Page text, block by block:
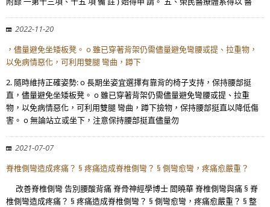
2022-11-20
，儘量避免坐矮板凳。 o 雖已穿著背架仍需儘量避免彎腰或提、拉重物，
以免病情惡化，可利用雙腿 彎曲，蹲下
2. 隨時維持正確姿勢: o 長期坐姿宜選擇有靠背的椅子支持，保持腰部挺
直，儘量避免坐矮板凳。 o 雖已穿著背架仍需儘量避免彎腰或提、拉重
物，以免病情惡化，可利用雙腿 彎曲，蹲下撿物，保持腰部挺直以降低傷
害。 o 無論站立或坐下，注意保持腰部挺直儘量勿
2021-07-07
脊椎側彎造成疼痛？ § 疼痛造成脊椎側彎？ § 側彎愈彎，疼痛愈嚴重？
改善脊椎側彎 告別腰酸背痛 脊骨神經學博士 閻曉華 脊椎側彎與痛 § 脊
椎側彎造成疼痛？ § 疼痛造成脊椎側彎？ § 側彎愈彎，疼痛愈嚴重？ § 整